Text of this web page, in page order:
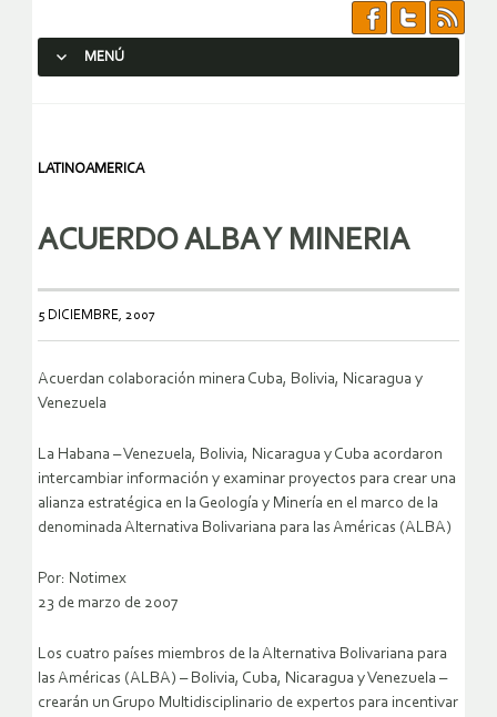
MENÚ
LATINOAMERICA
ACUERDO ALBA Y MINERIA
5 DICIEMBRE, 2007
Acuerdan colaboración minera Cuba, Bolivia, Nicaragua y
Venezuela
La Habana – Venezuela, Bolivia, Nicaragua y Cuba acordaron
intercambiar información y examinar proyectos para crear una
alianza estratégica en la Geología y Minería en el marco de la
denominada Alternativa Bolivariana para las Américas (ALBA)
Por: Notimex
23 de marzo de 2007
Los cuatro países miembros de la Alternativa Bolivariana para
las Américas (ALBA) – Bolivia, Cuba, Nicaragua y Venezuela –
crearán un Grupo Multidisciplinario de expertos para incentivar